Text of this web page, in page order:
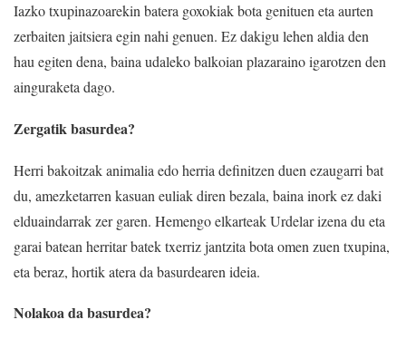
Iazko txupinazoarekin batera goxokiak bota genituen eta aurten
zerbaiten jaitsiera egin nahi genuen. Ez dakigu lehen aldia den
hau egiten dena, baina udaleko balkoian plazaraino igarotzen den
ainguraketa dago.
Zergatik basurdea?
Herri bakoitzak animalia edo herria definitzen duen ezaugarri bat
du, amezketarren kasuan euliak diren bezala, baina inork ez daki
elduaindarrak zer garen. Hemengo elkarteak Urdelar izena du eta
garai batean herritar batek txerriz jantzita bota omen zuen txupina,
eta beraz, hortik atera da basurdearen ideia.
Nolakoa da basurdea?